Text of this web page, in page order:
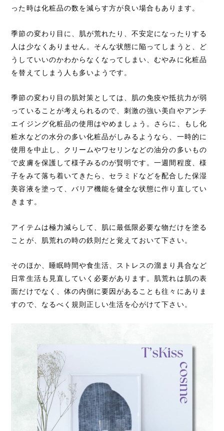
った時は化粧品の数を減らす方が良い場合もあります。
季節の変わり目に、肌が荒れたり、不安定になったりする
人は少なくありません。そんな状態に陥ってしまうと、ど
うしていいのかわからなくなってしまい、むやみに化粧品
を替えてしまう人も多いようです。
季節の変わり目の肌対策としては、肌の免疫や抵抗力が弱
っていることが考えられるので、刺激の強い美白やアンチ
エイジング化粧品の使用はやめましょう。さらに、もし化
粧水などの水分の多い化粧品がしみるようなら、一時的に
使用を中止し、クリームやワセリンなどの油分の多いもの
で皮膚を保護して様子みるのが賢明です。一週間程度、様
子をみて落ち着いてきたら、セラミドなどを配合した保湿
美容液を塗って、バリア機能を健全な状態に作り直してい
きます。
アイテムは極力減らして、肌に最低限必要な物だけを塗る
ことが、肌荒れの時の鉄則だと覚えておいて下さい。
そのほか、睡眠時間や食生活、ストレスの溜まり具合など
日常生活も見直していく必要があります。肌荒れは肌の表
面だけでなく、体の内側に要因があることも往々にありま
すので、なるべく規則正しい生活を心がけて下さい。